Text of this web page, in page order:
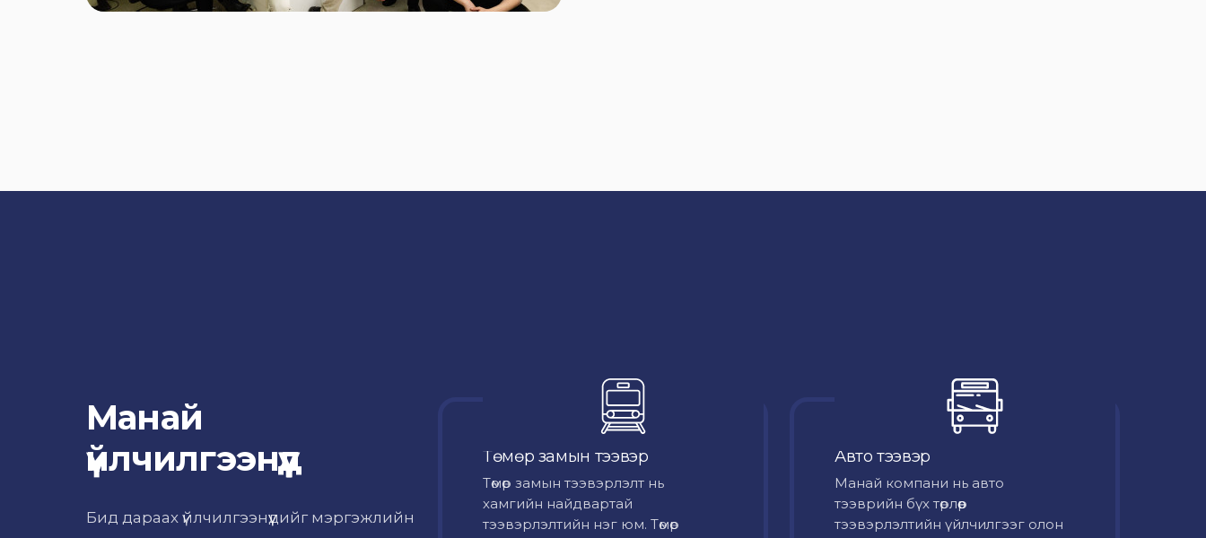
Манай
үйлчилгээнүүд
Бид дараах үйлчилгээнүүдийг мэргэжлийн
Төмөр замын тээвэр
Төмөр замын тээвэрлэлт нь
хамгийн найдвартай
тээвэрлэлтийн нэг юм. Төмөр
Авто тээвэр
Mанай компани нь авто
тээврийн бүх төрлөөр
тээвэрлэлтийн үйлчилгээг олон